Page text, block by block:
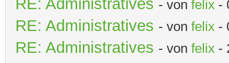
RE: Administratives - von felix -
RE: Administratives - von felix -
RE: Administratives - von felix -